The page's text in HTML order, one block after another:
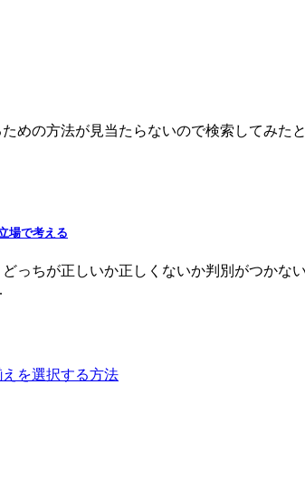
めの方法が見当たらないので検索してみた
場で考える
っちが正しいか正しくないか判別がつか
を選択する方法